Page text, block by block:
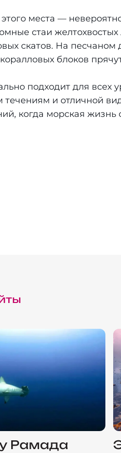
этого места —
стаи
скатов. На песчаном
коралловых блоков
подходит для всех
течениям и отличной
когда морская жизнь
Рамада